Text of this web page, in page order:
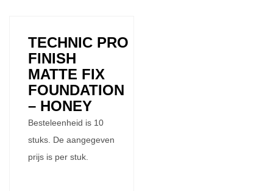
TECHNIC PRO
FINISH
MATTE FIX
FOUNDATION
– HONEY
Besteleenheid is 10
stuks. De aangegeven
prijs is per stuk.